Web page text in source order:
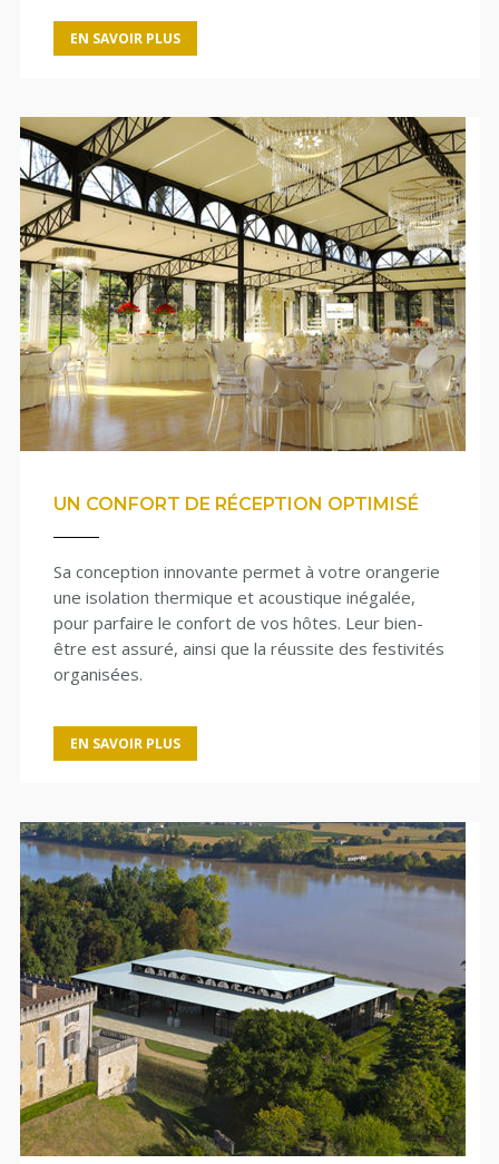
EN SAVOIR PLUS
UN CONFORT DE RÉCEPTION OPTIMISÉ
Sa conception innovante permet à votre orangerie
une isolation thermique et acoustique inégalée,
pour parfaire le confort de vos hôtes. Leur bien-
être est assuré, ainsi que la réussite des festivités
organisées.
EN SAVOIR PLUS